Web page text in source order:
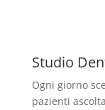
Studio
Ogni giorno
pazienti